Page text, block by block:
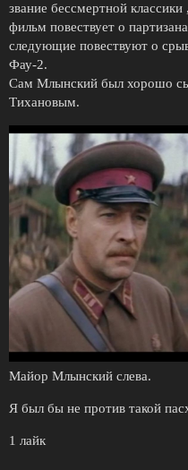
звание беcсмертной
фильм повествует о
следующие повествуют о
Фау-2.
Сам Млынский был хорошо
Тихановым.
Майор Млынский слева.
Я был бы не против такой
1 лайк